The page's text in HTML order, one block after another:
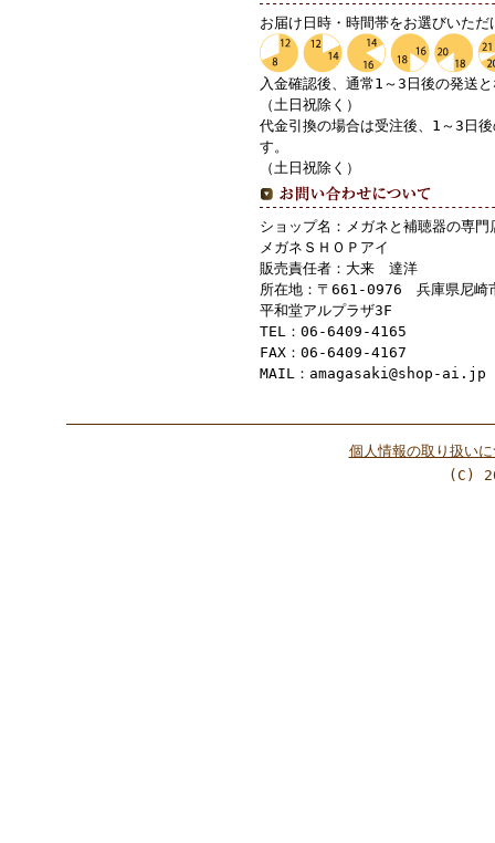
お届け日時・時間帯をお選びいただ
入金確認後、通常1～3日後の発送
（土日祝除く）
代金引換の場合は受注後、1～3日
す。
（土日祝除く）
ショップ名：メガネと補聴器の専門
メガネＳＨＯＰアイ
販売責任者：大来 達洋
所在地：〒661-0976 兵庫県尼
平和堂アルプラザ3F
TEL：06-6409-4165
FAX：06-6409-4167
MAIL：amagasaki@shop-ai.jp
個人情報の取り扱い
(C)